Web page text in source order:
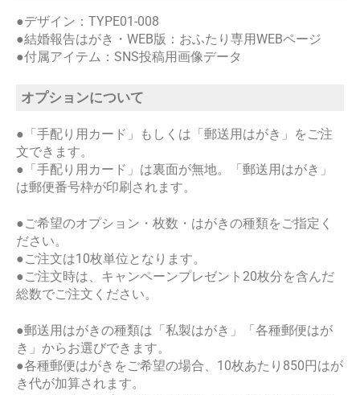
●デザイン：TYPE01-008
●結婚報告はがき・WEB版：おふたり専用WEBページ
●付属アイテム：SNS投稿用画像データ
オプションについて
●「手配り用カード」もしくは「郵送用はがき」をご注
文できます。
●「手配り用カード」は裏面が無地。「郵送用はがき」
は郵便番号枠が印刷されます。
●ご希望のオプション・枚数・はがきの種類をご指定く
ださい。
●ご注文は10枚単位となります。
●ご注文時は、キャンペーンプレゼント20枚分を含んだ
総数でご注文ください。
●郵送用はがきの種類は「私製はがき」「各種郵便はが
き」からお選びできます。
●各種郵便はがきをご希望の場合、10枚あたり850円はが
き代が加算されます。